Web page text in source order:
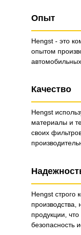
Опыт
Hengst - это
опытом
Качество
Hengst
материалы и
своих
Hengst строго
производства,
продукции,
безопасность